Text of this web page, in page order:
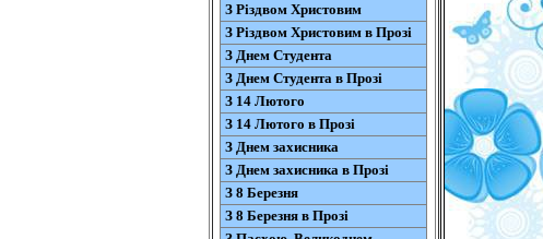
З Різдвом Христовим
З Різдвом Христовим в Прозі
З Днем Студента
З Днем Студента в Прозі
З 14 Лютого
З 14 Лютого в Прозі
З Днем захисника
З Днем захисника в Прозі
З 8 Березня
З 8 Березня в Прозі